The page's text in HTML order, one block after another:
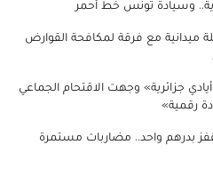
وسيادة تونس خط أحمر
مع فرقة لمكافحة القوارض
جزائرية» وجهت الاقتحام الجماعي
رقمية»
بدرهم واحد.. مضاربات مستمرة